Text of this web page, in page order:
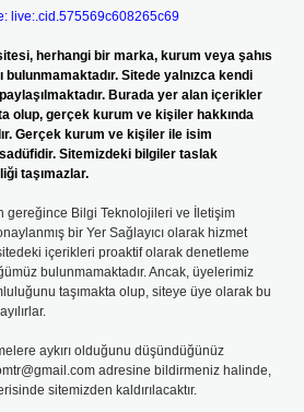
live:.cid.575569c608265c69
herhangi bir marka, kurum veya şahıs
bulunmamaktadır. Sitede yalnızca kendi
paylaşılmaktadır. Burada yer alan içerikler
olup, gerçek kurum ve kişiler hakkında
Gerçek kurum ve kişiler ile isim
Sitemizdeki bilgiler taslak
taşımazlar.
gereğince Bilgi Teknolojileri ve İletişim
bir Yer Sağlayıcı olarak hizmet
içerikleri proaktif olarak denetleme
bulunmamaktadır. Ancak, üyelerimiz
taşımakta olup, siteye üye olarak bu
aykırı olduğunu düşündüğünüz
adresine bildirmeniz halinde,
sitemizden kaldırılacaktır.